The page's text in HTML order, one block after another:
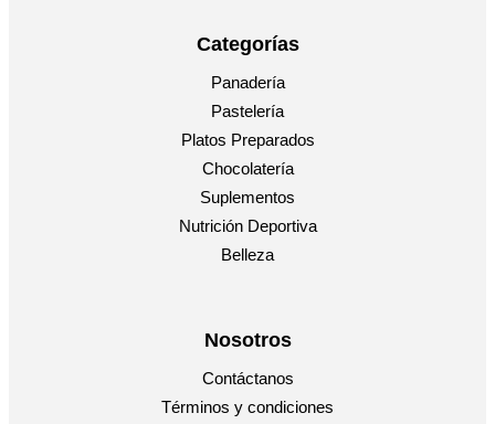
Categorías
Panadería
Pastelería
Platos Preparados
Chocolatería
Suplementos
Nutrición Deportiva
Belleza
Nosotros
Contáctanos
Términos y condiciones